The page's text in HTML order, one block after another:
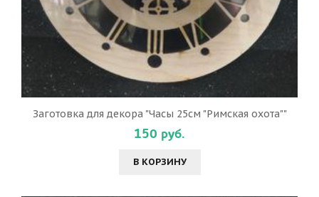
Заготовка для декора "Часы 25см "Римская охота""
150 руб.
В КОРЗИНУ